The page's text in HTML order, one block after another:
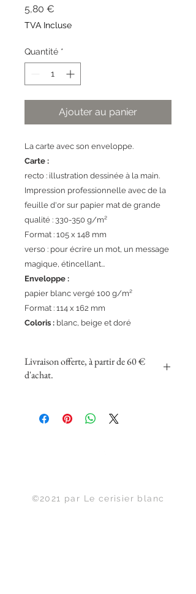
5,80 €
TVA Incluse
Quantité *
Ajouter au panier
La carte avec son enveloppe.
Carte :
recto : illustration dessinée à la main.
Impression professionnelle avec de la
feuille d'or sur papier mat de grande
qualité : 330-350 g/m²
Format : 105 x 148 mm
verso : pour écrire un mot, un message
magique, étincellant...
Enveloppe :
papier blanc vergé 100 g/m²
Format : 114 x 162 mm
Coloris : blanc, beige et doré
Livraison offerte, à partir de 60 €
d'achat.
©2021 par Le cerisier blanc